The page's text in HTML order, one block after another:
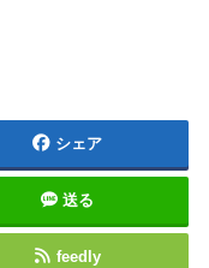
シェア
送る
feedly